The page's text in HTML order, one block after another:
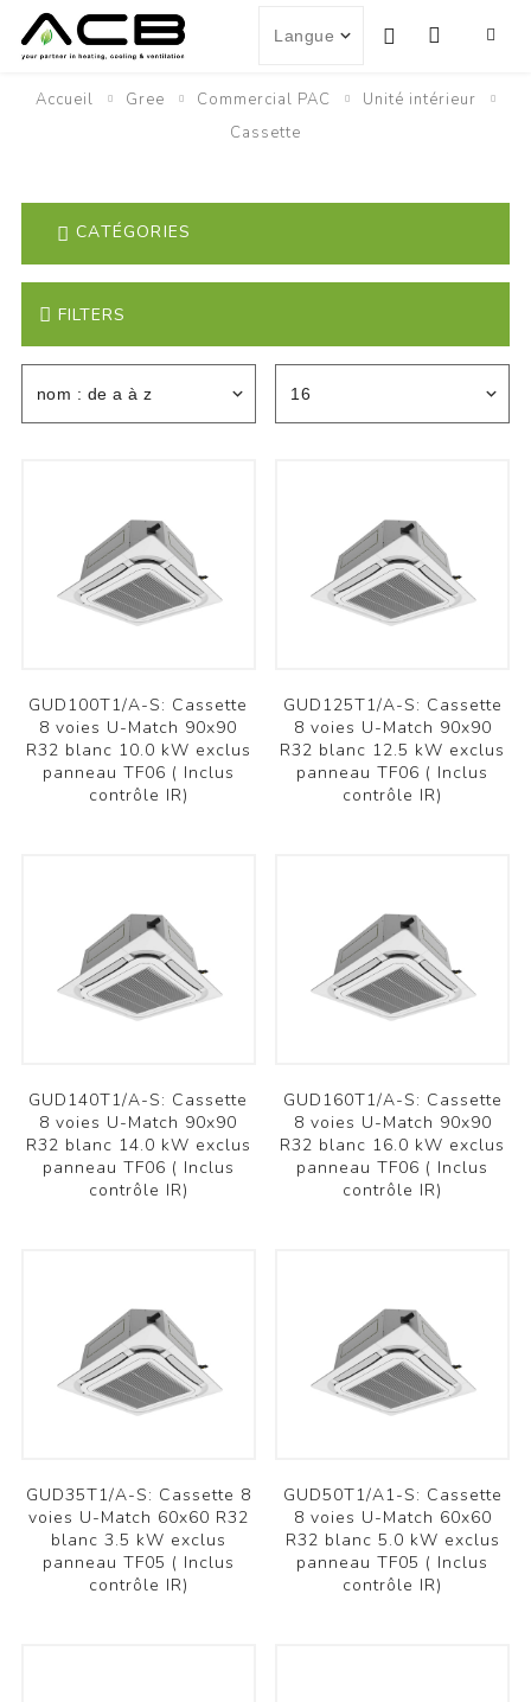
Accueil Gree Commercial PAC
Unité intérieur
Cassette
FILTERS
GUD100T1/A-S: Cassette
8 voies U-Match 90x90
R32 blanc 10.0 kW exclus
panneau TF06 ( Inclus
contrôle IR)
GUD125T1/A-S: Cassette
8 voies U-Match 90x90
R32 blanc 12.5 kW exclus
panneau TF06 ( Inclus
contrôle IR)
GUD140T1/A-S: Cassette
8 voies U-Match 90x90
R32 blanc 14.0 kW exclus
panneau TF06 ( Inclus
contrôle IR)
GUD160T1/A-S: Cassette
8 voies U-Match 90x90
R32 blanc 16.0 kW exclus
panneau TF06 ( Inclus
contrôle IR)
GUD35T1/A-S: Cassette 8
voies U-Match 60x60 R32
blanc 3.5 kW exclus
panneau TF05 ( Inclus
contrôle IR)
GUD50T1/A1-S: Cassette
8 voies U-Match 60x60
R32 blanc 5.0 kW exclus
panneau TF05 ( Inclus
contrôle IR)
CATÉGORIES